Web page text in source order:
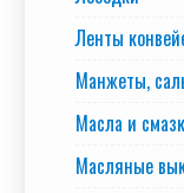
Ленты
Манжеты,
Масла и
Масляные